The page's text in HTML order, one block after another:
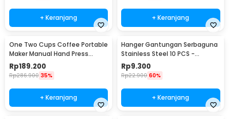
+ Keranjang + Keranjang
One Two Cups Coffee Portable
Maker Manual Hand Press
Espresso 300ml - T35066
Rp189.200
Rp286.900 35%
+ Keranjang
Hanger Gantungan Serbaguna
Stainless Steel 10 PCS -
M127105
Rp9.300
Rp22.900 60%
+ Keranjang